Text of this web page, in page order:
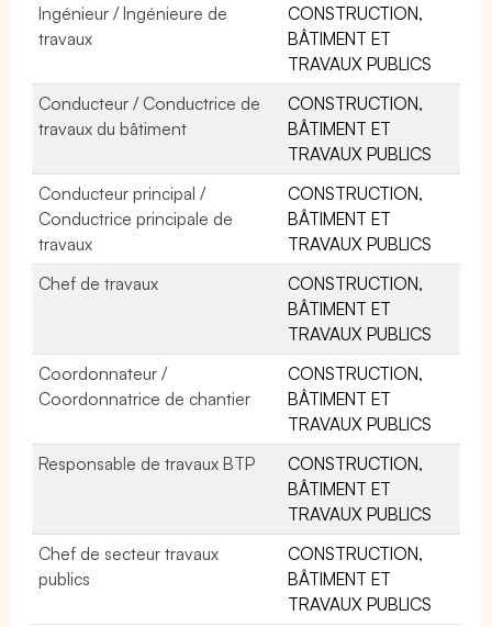
Ingénieur / Ingénieure de
travaux
CONSTRUCTION,
BÂTIMENT ET
TRAVAUX PUBLICS
Conducteur / Conductrice de
travaux du bâtiment
CONSTRUCTION,
BÂTIMENT ET
TRAVAUX PUBLICS
Conducteur principal /
Conductrice principale de
travaux
CONSTRUCTION,
BÂTIMENT ET
TRAVAUX PUBLICS
Chef de travaux
CONSTRUCTION,
BÂTIMENT ET
TRAVAUX PUBLICS
Coordonnateur /
Coordonnatrice de chantier
CONSTRUCTION,
BÂTIMENT ET
TRAVAUX PUBLICS
Responsable de travaux BTP
CONSTRUCTION,
BÂTIMENT ET
TRAVAUX PUBLICS
Chef de secteur travaux
publics
CONSTRUCTION,
BÂTIMENT ET
TRAVAUX PUBLICS